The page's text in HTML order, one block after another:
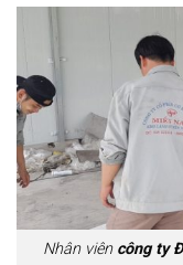
Nhân viên công ty